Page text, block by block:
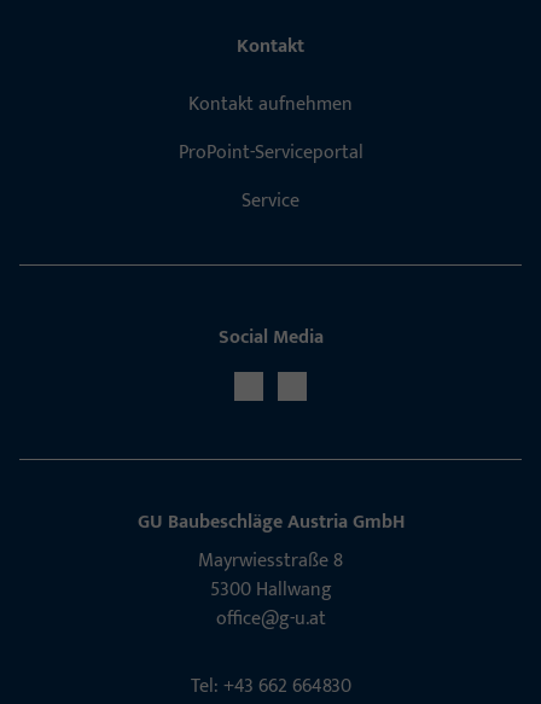
Kontakt
Kontakt aufnehmen
ProPoint-Serviceportal
Service
Social Media
GU Baubeschläge Aus­tria GmbH
Mayrwies­straße 8
5300 Hall­wang
office@g-u.at
Tel: +43 662 664830